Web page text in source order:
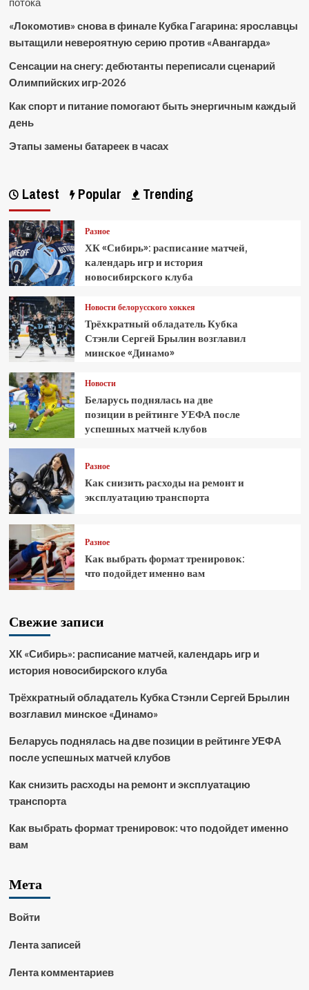
«Локомотив» снова в финале Кубка Гагарина: ярославцы
вытащили невероятную серию против «Авангарда»
Сенсации на снегу: дебютанты переписали сценарий
Олимпийских игр-2026
Как спорт и питание помогают быть энергичным каждый
день
Этапы замены батареек в часах
Latest Popular Trending
Разное
ХК «Сибирь»: расписание матчей,
календарь игр и история
новосибирского клуба
Новости белорусского хоккея
Трёхкратный обладатель Кубка
Стэнли Сергей Брылин возглавил
минское «Динамо»
Новости
Беларусь поднялась на две
позиции в рейтинге УЕФА после
успешных матчей клубов
Разное
Как снизить расходы на ремонт и
эксплуатацию транспорта
Разное
Как выбрать формат тренировок:
что подойдет именно вам
Свежие записи
ХК «Сибирь»: расписание матчей, календарь игр и
история новосибирского клуба
Трёхкратный обладатель Кубка Стэнли Сергей Брылин
возглавил минское «Динамо»
Беларусь поднялась на две позиции в рейтинге УЕФА
после успешных матчей клубов
Как снизить расходы на ремонт и эксплуатацию
транспорта
Как выбрать формат тренировок: что подойдет именно
вам
Мета
Войти
Лента записей
Лента комментариев